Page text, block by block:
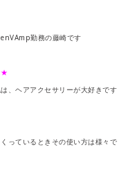
勤務の藤崎です
★
、ヘアアクセサリーが大好きです
っているときその使い方は様々で